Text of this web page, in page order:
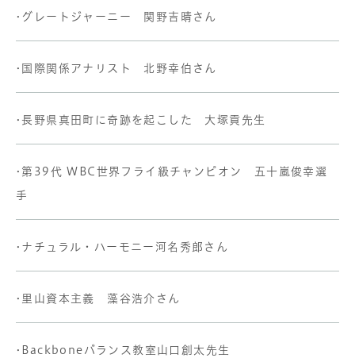
•グレートジャーニー 関野吉晴さん
•国際関係アナリスト 北野幸伯さん
•長野県真田町に奇跡を起こした 大塚貢先生
•第39代 WBC世界フライ級チャンピオン 五十嵐俊幸選
手
•ナチュラル・ハーモニー河名秀郎さん
•里山資本主義 藻谷浩介さん
•Backboneバランス教室山口創太先生